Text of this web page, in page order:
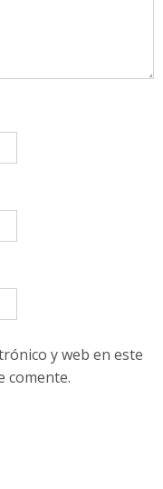
y web en este
comente.